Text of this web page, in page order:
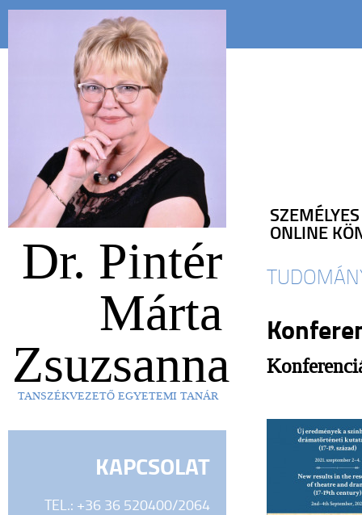
Dr. Pintér
Márta
Zsuzsanna
TANSZÉKVEZETŐ EGYETEMI TANÁR
KAPCSOLAT
TEL.: +36 36 520400/2064
SZEMÉLYES
ONLINE